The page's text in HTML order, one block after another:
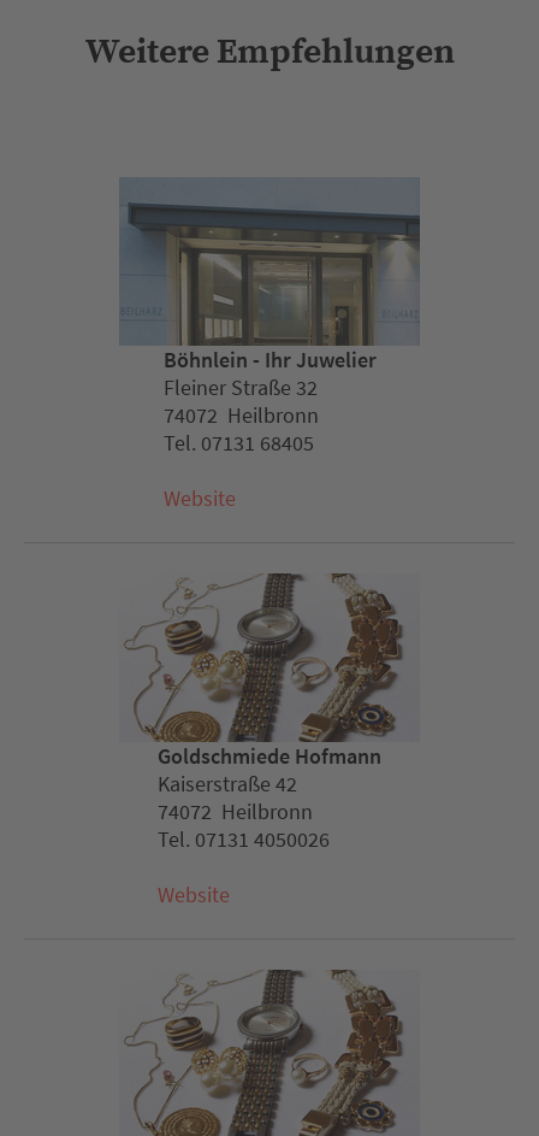
Weitere Empfehlungen
Böhnlein - Ihr Juwelier
Fleiner Straße 32
74072 Heilbronn
Tel. 07131 68405
Website
Goldschmiede Hofmann
Kaiserstraße 42
74072 Heilbronn
Tel. 07131 4050026
Website